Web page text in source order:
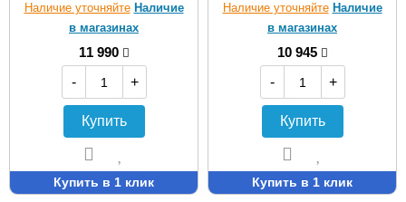
Наличие уточняйте Наличие
в магазинах
11 990
-
+
Купить
Купить в 1 клик
Наличие уточняйте Наличие
в магазинах
10 945
-
+
Купить
Купить в 1 клик